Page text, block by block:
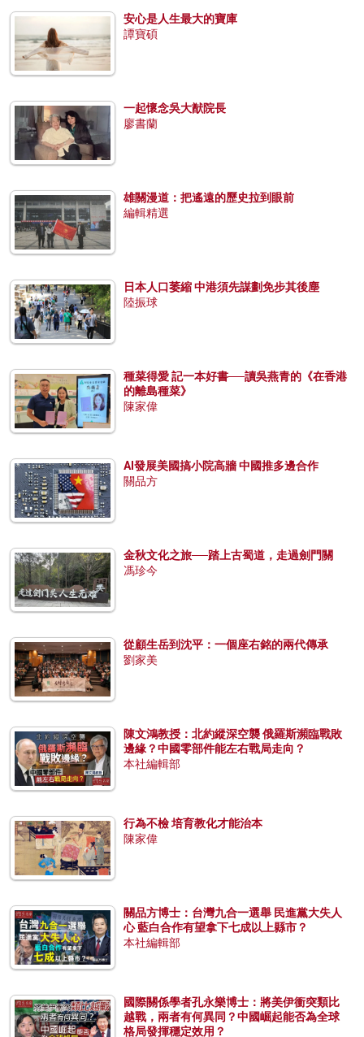
安心是人生最大的寶庫
譚寶碩
一起懷念吳大猷院長
廖書蘭
雄關漫道：把遙遠的歷史拉到眼前
編輯精選
日本人口萎縮 中港須先謀劃免步其後塵
陸振球
種菜得愛 記一本好書──讀吳燕青的《在香港
的離島種菜》
陳家偉
AI發展美國搞小院高牆 中國推多邊合作
關品方
金秋文化之旅──踏上古蜀道，走過劍門關
馮珍今
從顧生岳到沈平：一個座右銘的兩代傳承
劉家美
陳文鴻教授：北約縱深空襲 俄羅斯瀕臨戰敗
邊緣？中國零部件能左右戰局走向？
本社編輯部
行為不檢 培育教化才能治本
陳家偉
關品方博士：台灣九合一選舉 民進黨大失人
心 藍白合作有望拿下七成以上縣市？
本社編輯部
國際關係學者孔永樂博士：將美伊衝突類比
越戰，兩者有何異同？中國崛起能否為全球
格局發揮穩定效用？